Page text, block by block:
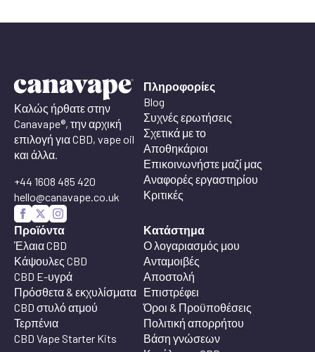
Καλώς ήρθατε στην
Canavape®, την αρχική
επιλογή για CBD, vape oil
και άλλα.
+44 1608 485 420
hello@canavape.co.uk
Πληροφορίες
Blog
Συχνές ερωτήσεις
Σχετικά με το
Αποθηκάριοι
Επικοινωνήστε μαζί μας
Αναφορές εργαστηρίου
Κριτικές
Προϊόντα
Έλαια CBD
Κάψουλες CBD
CBD E-υγρά
Πρόσθετα & εκχυλίσματα
CBD στυλό ατμού
Τερπένια
CBD Vape Starter Kits
Κατάστημα
Ο λογαριασμός μου
Ανταμοιβές
Αποστολή
Επιστρέφει
Όροι & Προϋποθέσεις
Πολιτική απορρήτου
Βάση γνώσεων